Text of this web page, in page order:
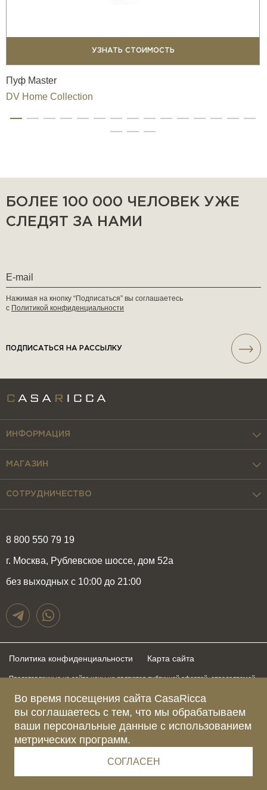
УЗНАТЬ СТОИМОСТЬ
Пуф Master
DV Home Collection
Во время посещения сайта CasaRicca
вы соглашаетесь с тем, что мы обрабатываем
ваши персональные данные с использованием
метрических программ.
СОГЛАСЕН
БОЛЕЕ 100 000 ЧЕЛОВЕК УЖЕ
СЛЕДЯТ ЗА НАМИ
Нажимая на кнопку “Подписаться” вы соглашаетесь
с Политикой конфиденциальности
ПОДПИСАТЬСЯ НА РАССЫЛКУ
8 800 550 79 19
г. Москва, Рублевское шоссе, дом 52а
без выходных с 10:00 до 21:00
ИНФОРМАЦИЯ
МАГАЗИН
СОТРУДНИЧЕСТВО
Политика конфиденциальности Карта сайта
Представленные на сайте цены не являются публичной офертой, определяемой
быть изменены в любое время без предупреждения. Для получения актуальной и
подробной информации о стоимости, сроках и условиях поставки просьба
обращаться к менеджерам по указанным выше телефонам
Зарегистрированное название компании
Адрес Ш. РУБЛЁВСКОЕ, Д. 52А, ПОМЕЩ. I ЭТАЖ 2, КОМ. 81 Г.МОСКВА, ВН.ТЕР.
Телефон компании +79015477974